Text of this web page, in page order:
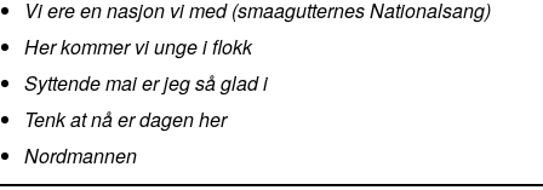
Vi ere en nasjon vi med (smaagutternes Nationalsang)
Her kommer vi unge i flokk
Syttende mai er jeg så glad i
Tenk at nå er dagen her
Nordmannen